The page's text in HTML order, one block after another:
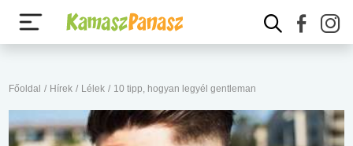
Főoldal / Hírek / Lélek / 10 tipp, hogyan legyél gentleman